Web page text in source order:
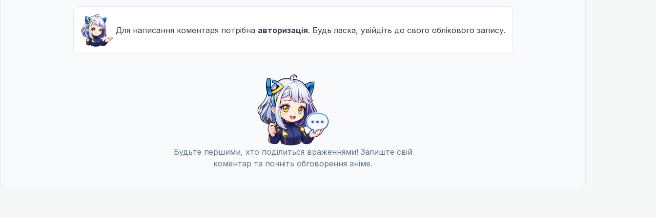
Для написання коментаря потрібна авторизація. Будь ласка, увійдіть до свого облікового запису.
Будьте першими, хто поділиться враженнями! Залиште свій
коментар та почніть обговорення аніме.